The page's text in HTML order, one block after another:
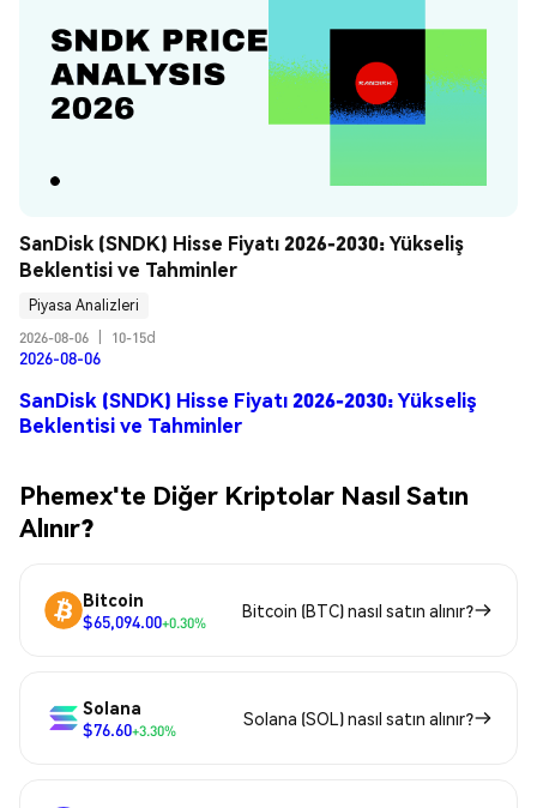
SanDisk (SNDK) Hisse Fiyatı 2026-2030: Yükseliş
Beklentisi ve Tahminler
Piyasa Analizleri
2026-08-06
10-15d
2026-08-06
SanDisk (SNDK) Hisse Fiyatı 2026-2030: Yükseliş
Beklentisi ve Tahminler
Phemex'te Diğer Kriptolar Nasıl Satın
Alınır?
Bitcoin
$65,094.00+0.30%
Bitcoin (BTC) nasıl satın alınır?
Solana
$76.60+3.30%
Solana (SOL) nasıl satın alınır?